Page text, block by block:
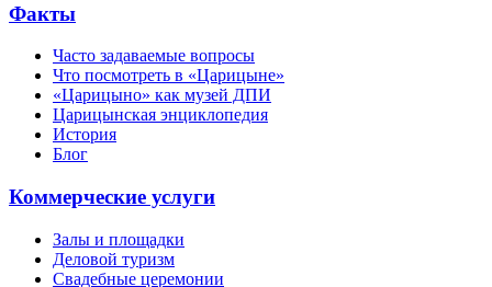
Факты
Часто задаваемые вопросы
Что посмотреть в «Царицыне»
«Царицыно» как музей ДПИ
Царицынская энциклопедия
История
Блог
Коммерческие услуги
Залы и площадки
Деловой туризм
Свадебные церемонии